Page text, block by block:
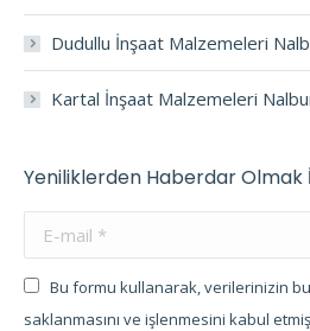
Dudullu İnşaat Malzemeleri
Kartal İnşaat Malzemeleri
Yeniliklerden Haberdar Olmak
E-mail *
Bu formu kullanarak, verilerinizin
saklanmasını ve işlenmesini kabul